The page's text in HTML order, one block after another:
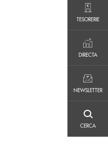
TESORERIE
DIRECTA
NEWSLETTER
CERCA